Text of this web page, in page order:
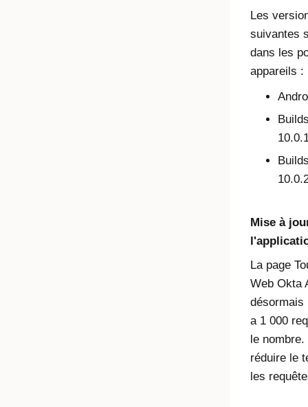
Les
suivantes
dans les
appareils :
Mise à
La page
Web Okta
désormais
a 1 000
le
réduire le
les